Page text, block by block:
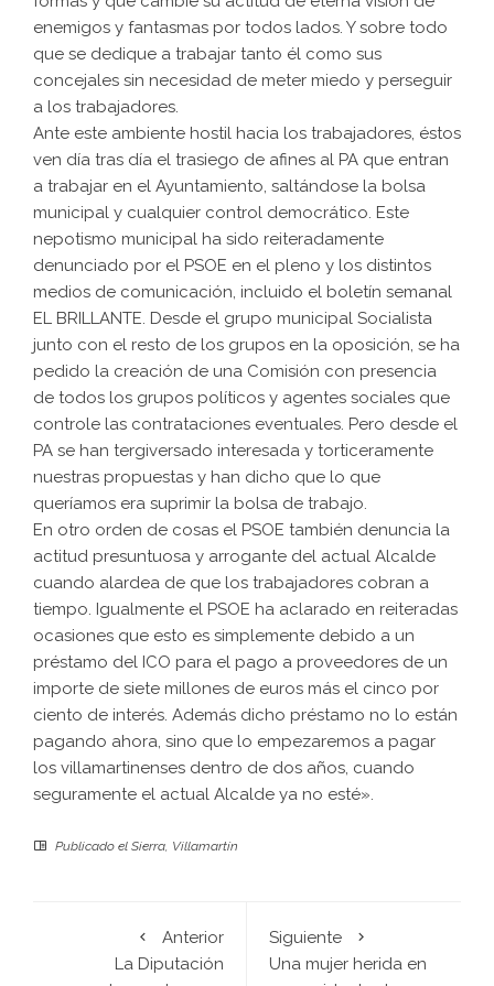
enemigos y fantasmas por todos lados. Y sobre todo
que se dedique a trabajar tanto él como sus
concejales sin necesidad de meter miedo y perseguir
a los trabajadores.
Ante este ambiente hostil hacia los trabajadores, éstos
ven día tras día el trasiego de afines al PA que entran
a trabajar en el Ayuntamiento, saltándose la bolsa
municipal y cualquier control democrático. Este
nepotismo municipal ha sido reiteradamente
denunciado por el PSOE en el pleno y los distintos
medios de comunicación, incluido el boletín semanal
EL BRILLANTE. Desde el grupo municipal Socialista
junto con el resto de los grupos en la oposición, se ha
pedido la creación de una Comisión con presencia
de todos los grupos políticos y agentes sociales que
controle las contrataciones eventuales. Pero desde el
PA se han tergiversado interesada y torticeramente
nuestras propuestas y han dicho que lo que
queríamos era suprimir la bolsa de trabajo.
En otro orden de cosas el PSOE también denuncia la
actitud presuntuosa y arrogante del actual Alcalde
cuando alardea de que los trabajadores cobran a
tiempo. Igualmente el PSOE ha aclarado en reiteradas
ocasiones que esto es simplemente debido a un
préstamo del ICO para el pago a proveedores de un
importe de siete millones de euros más el cinco por
ciento de interés. Además dicho préstamo no lo están
pagando ahora, sino que lo empezaremos a pagar
los villamartinenses dentro de dos años, cuando
seguramente el actual Alcalde ya no esté».
Publicado el Sierra, Villamartín
Anterior
La Diputación
Siguiente
Una mujer herida en